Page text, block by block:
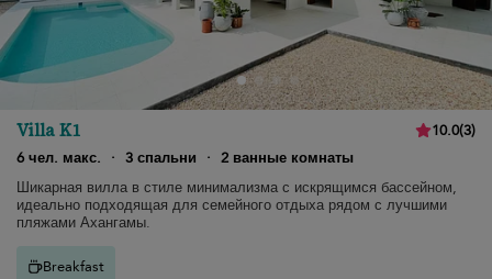
Villa K1 10.0(3)
6 чел. макс.
· 3 спальни · 2 ванные комнаты
Шикарная вилла в стиле минимализма с искрящимся бассейном,
идеально подходящая для семейного отдыха рядом с лучшими
пляжами Ахангамы.
Breakfast